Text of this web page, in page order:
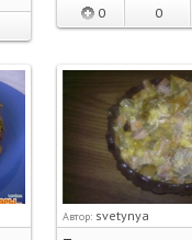
0 0
Автор: svetynya